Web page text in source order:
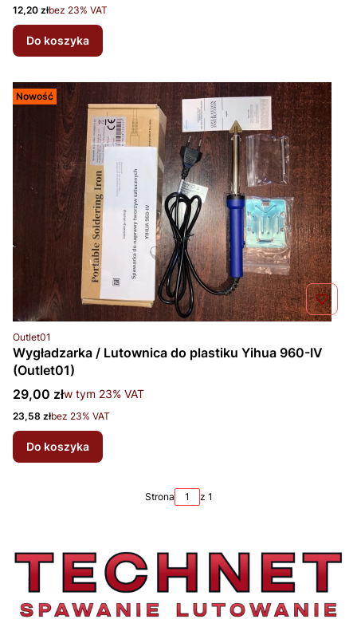
Cena netto
12,20 złbez 23% VAT
Do koszyka
Nowość
Kod produktu
Outlet01
Wygładzarka / Lutownica do plastiku Yihua 960-IV
(Outlet01)
Cena brutto
29,00 złw tym %s VAT
w tym 23% VAT
Cena netto
23,58 złbez 23% VAT
Do koszyka
Strona z 1